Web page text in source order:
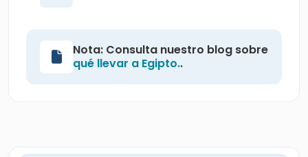
Nota: Consulta nuestro blog sobre
qué llevar a Egipto..